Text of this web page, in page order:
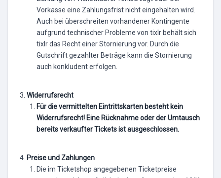
Vorkasse eine Zahlungsfrist nicht eingehalten wird.
Auch bei überschreiten vorhandener Kontingente
aufgrund technischer Probleme von tixlr behält sich
tixlr das Recht einer Stornierung vor. Durch die
Gutschrift gezahlter Beträge kann die Stornierung
auch konkludent erfolgen.
Widerrufsrecht
Für die vermittelten Eintrittskarten besteht kein
Widerrufsrecht! Eine Rücknahme oder der Umtausch
bereits verkaufter Tickets ist ausgeschlossen.
Preise und Zahlungen
Die im Ticketshop angegebenen Ticketpreise